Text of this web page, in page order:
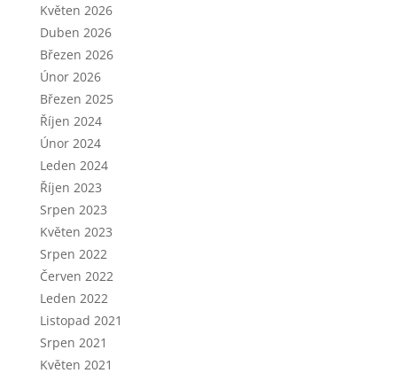
Květen 2026
Duben 2026
Březen 2026
Únor 2026
Březen 2025
Říjen 2024
Únor 2024
Leden 2024
Říjen 2023
Srpen 2023
Květen 2023
Srpen 2022
Červen 2022
Leden 2022
Listopad 2021
Srpen 2021
Květen 2021